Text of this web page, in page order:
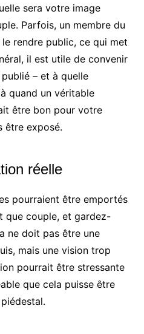
sera votre image
Parfois, un membre du
rendre public, ce qui met
il est utile de convenir
– et à quelle
quand un véritable
être bon pour votre
être exposé.
réelle
pourraient être emportés
que couple, et gardez-
ne doit pas être une
mais une vision trop
pourrait être stressante
que cela puisse être